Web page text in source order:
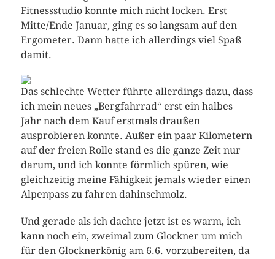
Fitnessstudio konnte mich nicht locken. Erst
Mitte/Ende Januar, ging es so langsam auf den
Ergometer. Dann hatte ich allerdings viel Spaß
damit.
Das schlechte Wetter führte allerdings dazu, dass
ich mein neues „Bergfahrrad“ erst ein halbes
Jahr nach dem Kauf erstmals draußen
ausprobieren konnte. Außer ein paar Kilometern
auf der freien Rolle stand es die ganze Zeit nur
darum, und ich konnte förmlich spüren, wie
gleichzeitig meine Fähigkeit jemals wieder einen
Alpenpass zu fahren dahinschmolz.
Und gerade als ich dachte jetzt ist es warm, ich
kann noch ein, zweimal zum Glockner um mich
für den Glocknerkönig am 6.6. vorzubereiten, da